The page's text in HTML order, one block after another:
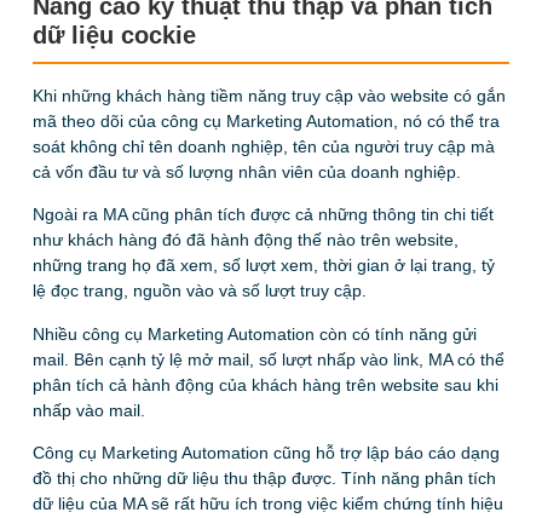
Nâng cao kỹ thuật thu thập và phân tích
dữ liệu cockie
Khi những khách hàng tiềm năng truy cập vào website có gắn
mã theo dõi của công cụ Marketing Automation, nó có thể tra
soát không chỉ tên doanh nghiệp, tên của người truy cập mà
cả vốn đầu tư và số lượng nhân viên của doanh nghiệp.
Ngoài ra MA cũng phân tích được cả những thông tin chi tiết
như khách hàng đó đã hành động thế nào trên website,
những trang họ đã xem, số lượt xem, thời gian ở lại trang, tỷ
lệ đọc trang, nguồn vào và số lượt truy cập.
Nhiều công cụ Marketing Automation còn có tính năng gửi
mail. Bên cạnh tỷ lệ mở mail, số lượt nhấp vào link, MA có thể
phân tích cả hành động của khách hàng trên website sau khi
nhấp vào mail.
Công cụ Marketing Automation cũng hỗ trợ lập báo cáo dạng
đồ thị cho những dữ liệu thu thập được. Tính năng phân tích
dữ liệu của MA sẽ rất hữu ích trong việc kiểm chứng tính hiệu